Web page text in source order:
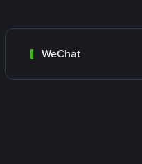
WeChat